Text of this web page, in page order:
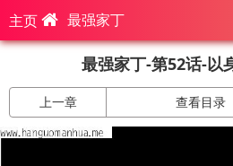
主页 最强家丁
最强家丁-第52话-以
上一章 查看目录